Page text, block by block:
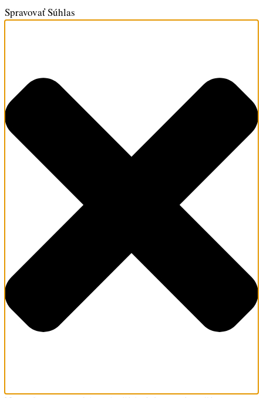
Spravovať Súhlas